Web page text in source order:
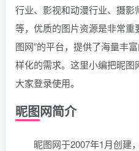
行业、影视和动漫行业、摄
等，优质的图片资源是非常重
图网”的平台，提供了海量丰
样化的需求。这里小编把昵
大家登录使用。
昵图网简介
昵图网于2007年1月创建